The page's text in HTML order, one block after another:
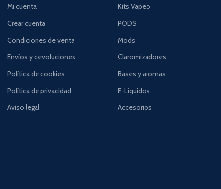
Mi cuenta
Crear cuenta
Condiciones de venta
Envíos y devoluciones
Política de cookies
Política de privacidad
Aviso legal
Kits Vapeo
PODS
Mods
Claromizadores
Bases y aromas
E-Líquidos
Accesorios